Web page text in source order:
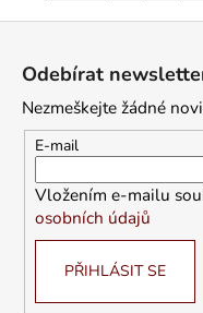
Odebírat
Nezmeškejte žádné
E-mail
Vložením e-mailu
osobních údajů
PŘIHLÁSIT SE